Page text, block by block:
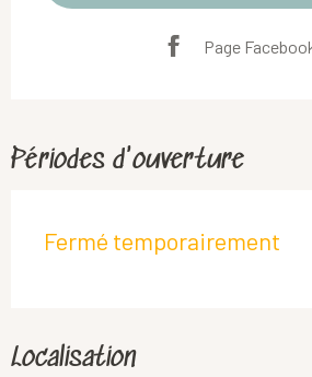
Page
Périodes d'ouverture
Fermé temporairement
Localisation